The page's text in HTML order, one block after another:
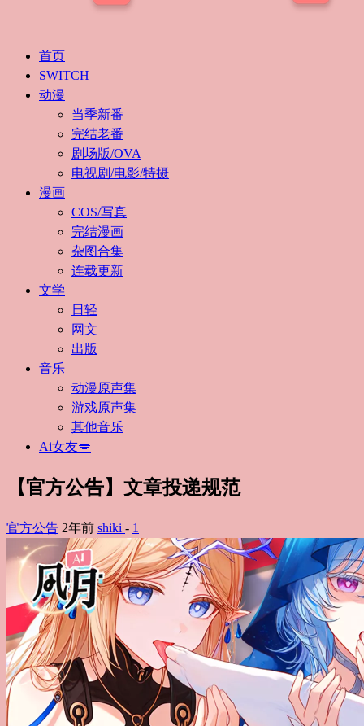
首页
SWITCH
动漫
当季新番
完结老番
剧场版/OVA
电视剧/电影/特摄
漫画
COS/写真
完结漫画
杂图合集
连载更新
文学
日轻
网文
出版
音乐
动漫原声集
游戏原声集
其他音乐
Ai女友💋
【官方公告】文章投递规范
官方公告 2年前 shiki - 1